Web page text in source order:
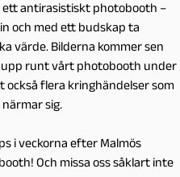
ett antirasistiskt photobooth –
och med ett budskap ta
värde. Bilderna kommer sen
upp runt vårt photobooth under
också flera kringhändelser som
sig.
i veckorna efter Malmös
Och missa oss såklart inte